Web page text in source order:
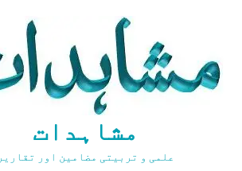
مشاہدات
علمی و تربیتی مضامین اور تقاریر